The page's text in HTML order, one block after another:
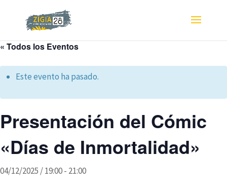
« Todos los Eventos
Este evento ha pasado.
Presentación del Cómic
«Días de Inmortalidad»
04/12/2025 / 19:00- 21:00